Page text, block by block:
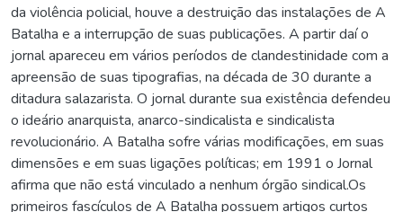
da violência policial, houve a destruição das instalações de A
Batalha e a interrupção de suas publicações. A partir daí o
jornal apareceu em vários períodos de clandestinidade com a
apreensão de suas tipografias, na década de 30 durante a
ditadura salazarista. O jornal durante sua existência defendeu
o ideário anarquista, anarco-sindicalista e sindicalista
revolucionário. A Batalha sofre várias modificações, em suas
dimensões e em suas ligações políticas; em 1991 o Jornal
afirma que não está vinculado a nenhum órgão sindical.Os
primeiros fascículos de A Batalha possuem artigos curtos